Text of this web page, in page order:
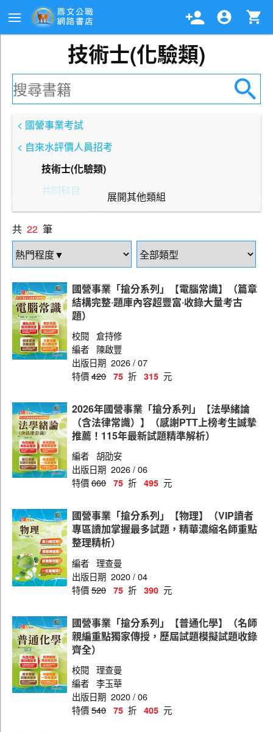
技術士(化驗類)
< 國營事業考試
< 自來水評價人員招考
技術士(化驗類)
共同科目
技術士(工程類)
技術士(裝修類)
技術士(操作類甲)
營運士(行政類)
營運士(行政類地政)
營運士(抄表類)
營運士(業務類)
展開其他類組
共 22 筆
國營事業「搶分系列」【電腦常識】（篇章
結構完整‧題庫內容超豐富‧收錄大量考古
題）
校閱 倉持修
編者
陳啟豐
出版日期 2026 / 07
特價420 75 折 315 元
2026年國營事業「搶分系列」【法學緒論
（含法律常識）】（感謝PTT上榜考生誠摯
推薦！115年最新試題精準解析）
編者 胡劭安
出版日期 2026 / 06
特價660 75 折 495 元
國營事業「搶分系列」【物理】（VIP讀者
專區讀加掌握最多試題，精華濃縮名師重點
整理精析）
編者 理查曼
出版日期 2020 / 04
特價520 75 折 390 元
國營事業「搶分系列」【普通化學】（名師
親編重點獨家傳授，歷屆試題模擬試題收錄
齊全）
校閱 理查曼
編者 李玉華
出版日期 2020 / 06
特價540 75 折 405 元